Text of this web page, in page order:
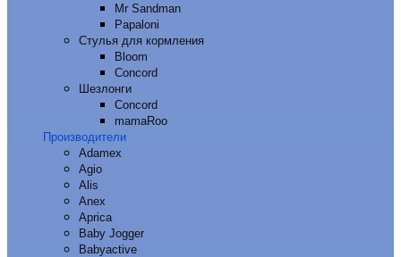
Mr Sandman
Papaloni
Стулья для кормления
Bloom
Concord
Шезлонги
Concord
mamaRoo
Производители
Adamex
Agio
Alis
Anex
Aprica
Baby Jogger
Babyactive